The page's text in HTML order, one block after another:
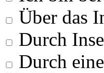
Über das
Durch
Durch